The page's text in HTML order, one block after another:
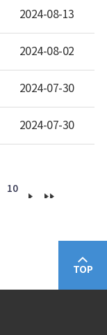
2024-08-13
2024-08-02
2024-07-30
2024-07-30
10
TOP